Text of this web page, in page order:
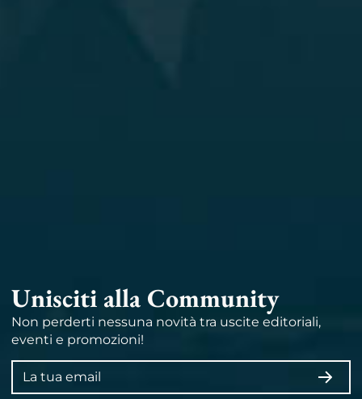
Unisciti alla Community
Non perderti nessuna novità tra uscite editoriali,
eventi e promozioni!
Indirizzo
email